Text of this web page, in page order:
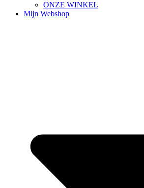
ONZE WINKEL
Mijn Webshop